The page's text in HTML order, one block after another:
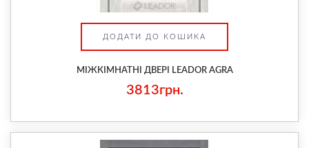
ДОДАТИ ДО КОШИКА
МІЖКІМНАТНІ ДВЕРІ LEADOR AGRA
3813грн.